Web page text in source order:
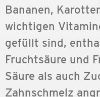
Bananen,
wichtigen
gefüllt sind,
Fruchtsäure und
Säure als auch
Zahnschmelz